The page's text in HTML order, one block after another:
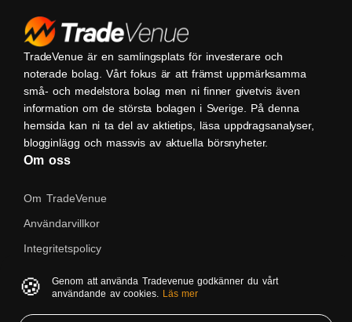
TradeVenue är en samlingsplats för investerare och
noterade bolag. Vårt fokus är att främst uppmärksamma
små- och medelstora bolag men ni finner givetvis även
information om de största bolagen i Sverige. På denna
hemsida kan ni ta del av aktietips, läsa uppdragsanalyser,
blogginlägg och massvis av aktuella börsnyheter.
Om oss
Om TradeVenue
Användarvillkor
Integritetspolicy
Native
🍪
Genom att använda Tradevenue godkänner du vårt
användande av cookies. Läs mer